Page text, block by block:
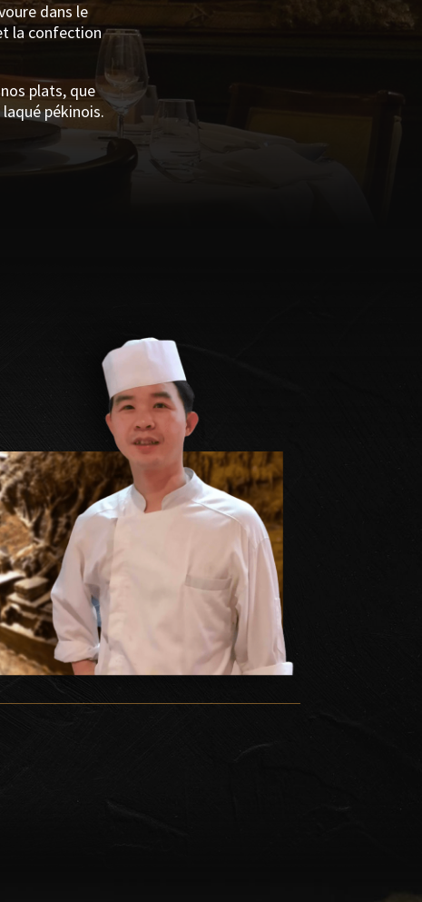
dans le
la confection
plats, que
pékinois.